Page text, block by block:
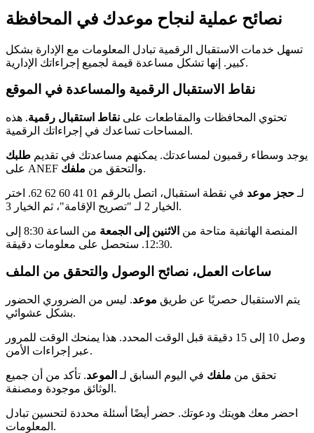
نصائح عملية لنجاح موعدك في المحافظة
تسهل خدمات الاستقبال الرقمية تبادل المعلومات مع الإدارة بشكل
كبير. إنها تشكل مساعدة قيمة لجميع إجراءاتك الإدارية.
نقاط الاستقبال الرقمية والمساعدة في الموقع
تحتوي المحافظات والمقاطعات على نقاط استقبال رقمية. هذه
المساحات تساعدك في إجراءاتك الرقمية.
يوجد وسطاء رقميون لمساعدتك. يمكنهم مساعدتك في تقديم طلبك
على ANEF والتحقق من ملفك .
لـ حجز موعد
في نقطة استقبال، اتصل بالرقم 01 41 60 62 62. اختر
الخيار 2 لـ "تصريح الإقامة"، ثم الخيار 3.
المنصة الهاتفية متاحة من الاثنين إلى الجمعة
من الساعة 8:30 إلى
12:30. ستحصل على معلومات دقيقة.
ساعات العمل، نصائح الوصول والتحقق من الملف
يتم الاستقبال حصريًا عن طريق موعد. ليس من الضروري الحضور
بشكل عشوائي.
وصل 10 إلى 15 دقيقة قبل الوقت المحدد. هذا يمنحك الوقت للمرور
عبر إجراءات الأمن.
تحقق من ملفك في اليوم السابق لـ الموعد. تأكد من أن جميع
الوثائق موجودة ومصنفة.
احضر معك هويتك ودعوتك. حضر أيضًا أسئلة محددة لتحسين تبادل
المعلومات.